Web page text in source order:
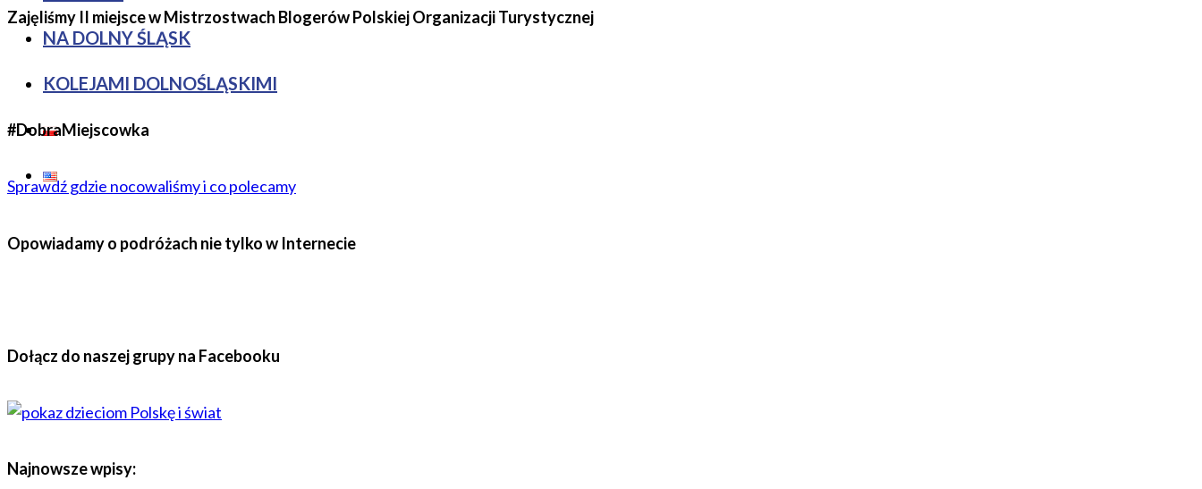
NA DOLNY ŚLĄSK
KOLEJAMI DOLNOŚLĄSKIMI
Zajęliśmy II miejsce w Mistrzostwach Blogerów Polskiej Organizacji Turystycznej
#DobraMiejscowka
Sprawdź gdzie nocowaliśmy i co polecamy
Opowiadamy o podróżach nie tylko w Internecie
Dołącz do naszej grupy na Facebooku
Najnowsze wpisy: